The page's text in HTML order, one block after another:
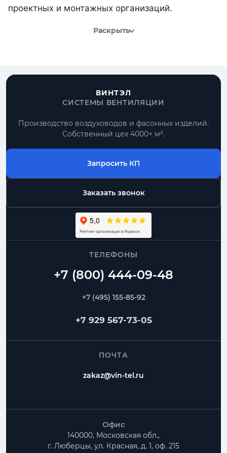
проектных и монтажных организаций.
Раскрыть
ВИНТЭЛ
СИСТЕМЫ ВЕНТИЛЯЦИИ
Производство воздуховодов и фасонных изделий.
Собственный цех 4000+ м².
Запросить КП
Заказать звонок
ТЕЛЕФОНЫ
+7 (495) 155-85-92
+7 929 567-73-05
ПОЧТА
zakaz@vin-tel.ru
Офис
140000, Московская обл.,
г. Люберцы, ул. Красная, д. 1, оф. 215